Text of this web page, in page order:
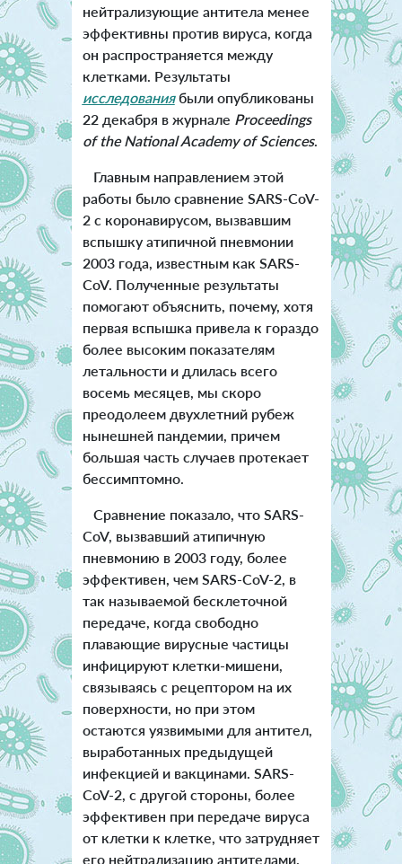
нейтрализующие антитела менее
эффективны против вируса, когда
он распространяется между
клетками. Результаты
исследованиябыли опубликованы
22 декабря в журнале Proceedings
of the National Academy of Sciences.
Главным направлением этой
работы было сравнение SARS-CoV-
2 с коронавирусом, вызвавшим
вспышку атипичной пневмонии
2003 года, известным как SARS-
CoV. Полученные результаты
помогают объяснить, почему, хотя
первая вспышка привела к гораздо
более высоким показателям
летальности и длилась всего
восемь месяцев, мы скоро
преодолеем двухлетний рубеж
нынешней пандемии, причем
большая часть случаев протекает
бессимптомно.
Сравнение показало, что SARS-
CoV, вызвавший атипичную
пневмонию в 2003 году, более
эффективен, чем SARS-CoV-2, в
так называемой бесклеточной
передаче, когда свободно
плавающие вирусные частицы
инфицируют клетки-мишени,
связываясь с рецептором на их
поверхности, но при этом
остаются уязвимыми для антител,
выработанных предыдущей
инфекцией и вакцинами. SARS-
CoV-2, с другой стороны, более
эффективен при передаче вируса
от клетки к клетке, что затрудняет
его нейтрализацию антителами.